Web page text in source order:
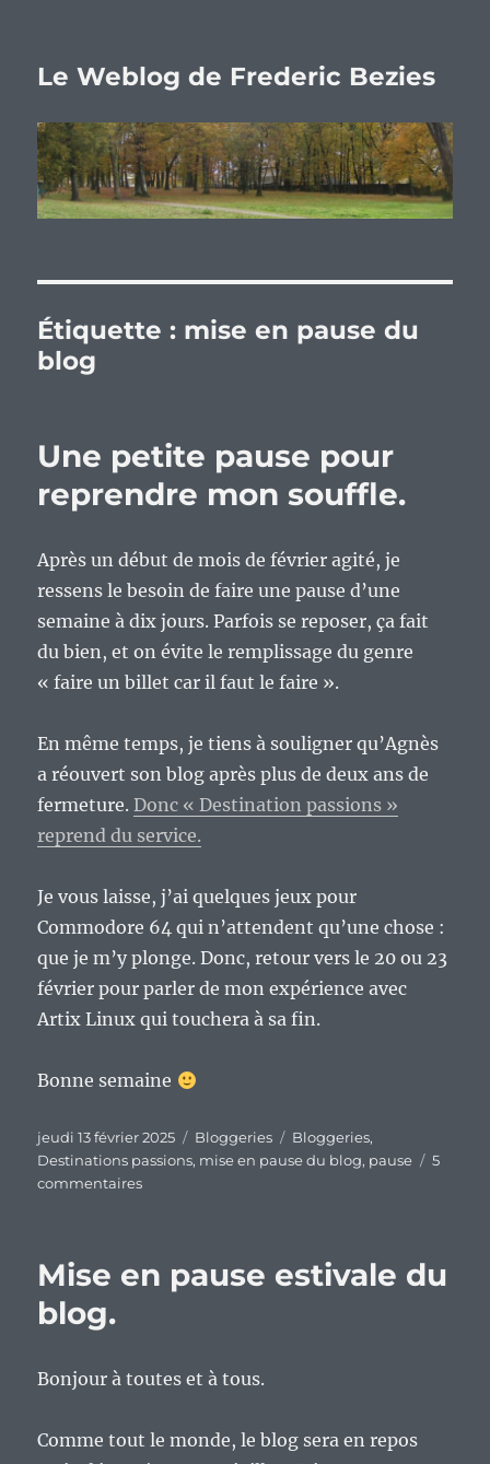
Le Weblog de Frederic Bezies
Étiquette : mise en pause du
blog
Une petite pause pour
reprendre mon souffle.
Après un début de mois de février agité, je
ressens le besoin de faire une pause d’une
semaine à dix jours. Parfois se reposer, ça fait
du bien, et on évite le remplissage du genre
« faire un billet car il faut le faire ».
En même temps, je tiens à souligner qu’Agnès
a réouvert son blog après plus de deux ans de
fermeture.Donc « Destination passions »
reprend du service.
Je vous laisse, j’ai quelques jeux pour
Commodore 64 qui n’attendent qu’une chose :
que je m’y plonge. Donc, retour vers le 20 ou 23
février pour parler de mon expérience avec
Artix Linux qui touchera à sa fin.
Bonne semaine
Publié
le
jeudi 13 février 2025 Catégories
Bloggeries Étiquettes
Bloggeries,
Destinations passions, mise en pause du blog, pause
5
commentairessur
pour
reprendre
Mise en pause estivale du
blog.
Bonjour à toutes et à tous.
Comme tout le monde, le blog sera en repos